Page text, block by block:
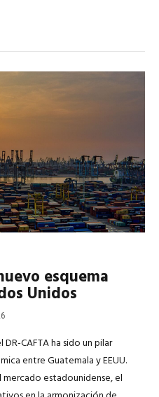
esquema
Unidos
CAFTA ha sido un pilar
entre Guatemala y EEUU.
estadounidense, el